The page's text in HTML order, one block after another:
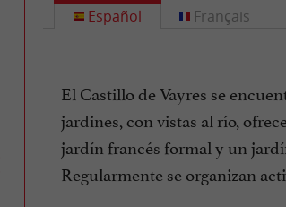
Español
El Castillo de Vayres se
jardines, con vistas al río,
jardín francés formal y un
Regularmente se organizan
Français